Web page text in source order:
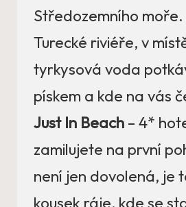
Středozemního
Turecké riviéře, v
tyrkysová voda
pískem a kde na vás
Just In Beach – 4*
zamilujete na první
není jen dovolená, je
kousek ráje, kde se